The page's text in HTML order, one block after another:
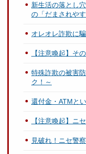
新生活の落とし
の「だまされや
オレオレ詐欺に
【注意喚起】そ
特殊詐欺の被害
ク！～
還付金・ATMと
【注意喚起】ニ
見破れ！ニセ警察